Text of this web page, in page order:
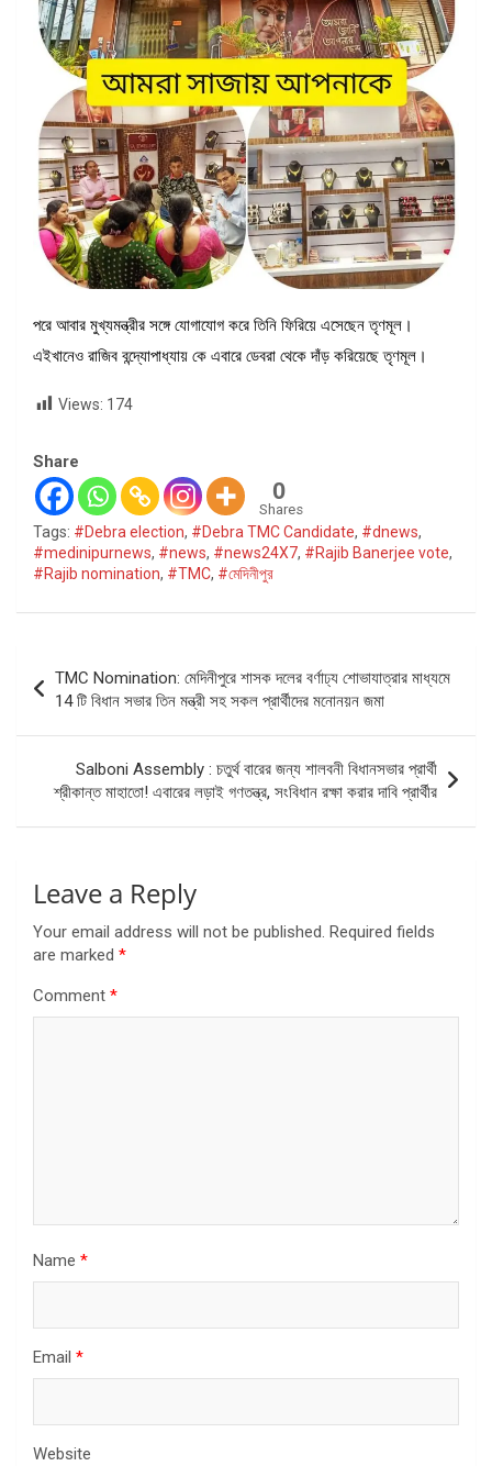
পরে আবার মুখ্যমন্ত্রীর সঙ্গে যোগাযোগ করে তিনি ফিরিয়ে এসেছেন তৃণমূল।
এইখানেও রাজিব বন্দ্যোপাধ্যায় কে এবারে ডেবরা থেকে দাঁড় করিয়েছে তৃণমূল।
Views: 174
Share
0
Shares
Tags: #Debra election, #Debra TMC Candidate, #dnews,
#medinipurnews, #news, #news24X7, #Rajib Banerjee vote,
#Rajib nomination, #TMC, #মেদিনীপুর
Post
navigation
TMC Nomination: মেদিনীপুরে শাসক দলের বর্ণাঢ্য শোভাযাত্রার মাধ্যমে
14 টি বিধান সভার তিন মন্ত্রী সহ সকল প্রার্থীদের মনোনয়ন জমা
Salboni Assembly : চতুর্থ বারের জন্য শালবনী বিধানসভার প্রার্থী
শ্রীকান্ত মাহাতো! এবারের লড়াই গণতন্ত্র, সংবিধান রক্ষা করার দাবি প্রার্থীর
Leave a Reply
Your email address will not be published. Required fields
are marked *
Comment *
Name *
Email *
Website